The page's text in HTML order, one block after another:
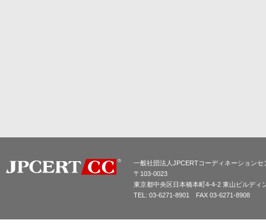
一般社団法人JPCERTコーディネーションセ
〒103-0023
東京都中央区日本橋本町4-4-2 東山ビルディ
TEL: 03-6271-8901 FAX 03-6271-8908